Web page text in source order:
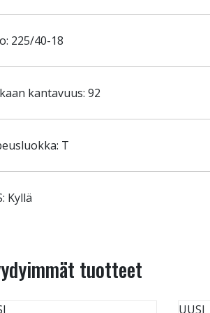
225/40-18
kantavuus: 92
T
Kyllä
tuotteet
UUSI